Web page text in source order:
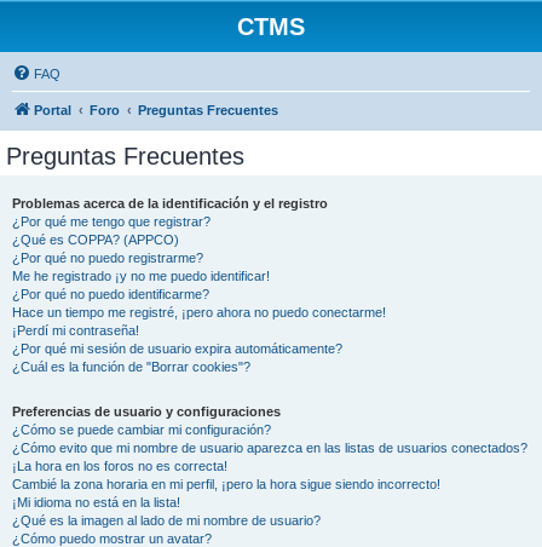
CTMS
FAQ
Portal Foro Preguntas Frecuentes
Preguntas Frecuentes
Problemas acerca de la identificación y el registro
¿Por qué me tengo que registrar?
¿Qué es COPPA? (APPCO)
¿Por qué no puedo registrarme?
Me he registrado ¡y no me puedo identificar!
¿Por qué no puedo identificarme?
Hace un tiempo me registré, ¡pero ahora no puedo conectarme!
¡Perdí mi contraseña!
¿Por qué mi sesión de usuario expira automáticamente?
¿Cuál es la función de "Borrar cookies"?
Preferencias de usuario y configuraciones
¿Cómo se puede cambiar mi configuración?
¿Cómo evito que mi nombre de usuario aparezca en las listas de usuarios conectados?
¡La hora en los foros no es correcta!
Cambié la zona horaria en mi perfil, ¡pero la hora sigue siendo incorrecto!
¡Mi idioma no está en la lista!
¿Qué es la imagen al lado de mi nombre de usuario?
¿Cómo puedo mostrar un avatar?